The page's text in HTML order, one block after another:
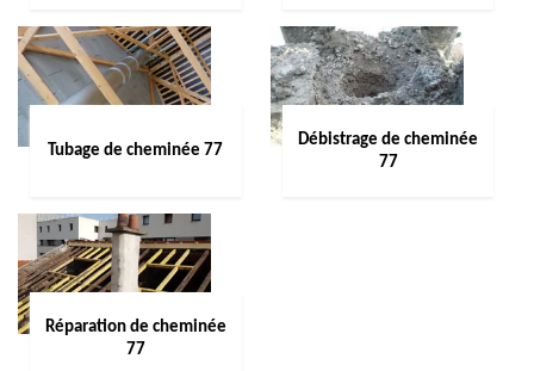
Tubage de cheminée 77
Débistrage de cheminée
77
Réparation de cheminée
77